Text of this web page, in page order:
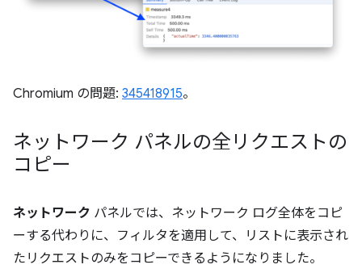
Chromium の問題: 345418915。
ネットワーク パネルの全リクエストの
コピー
ネットワーク パネルでは、ネットワーク ログ全体をコピ
ーする代わりに、フィルタを適用して、リストに表示され
たリクエストのみをコピーできるようになりました。